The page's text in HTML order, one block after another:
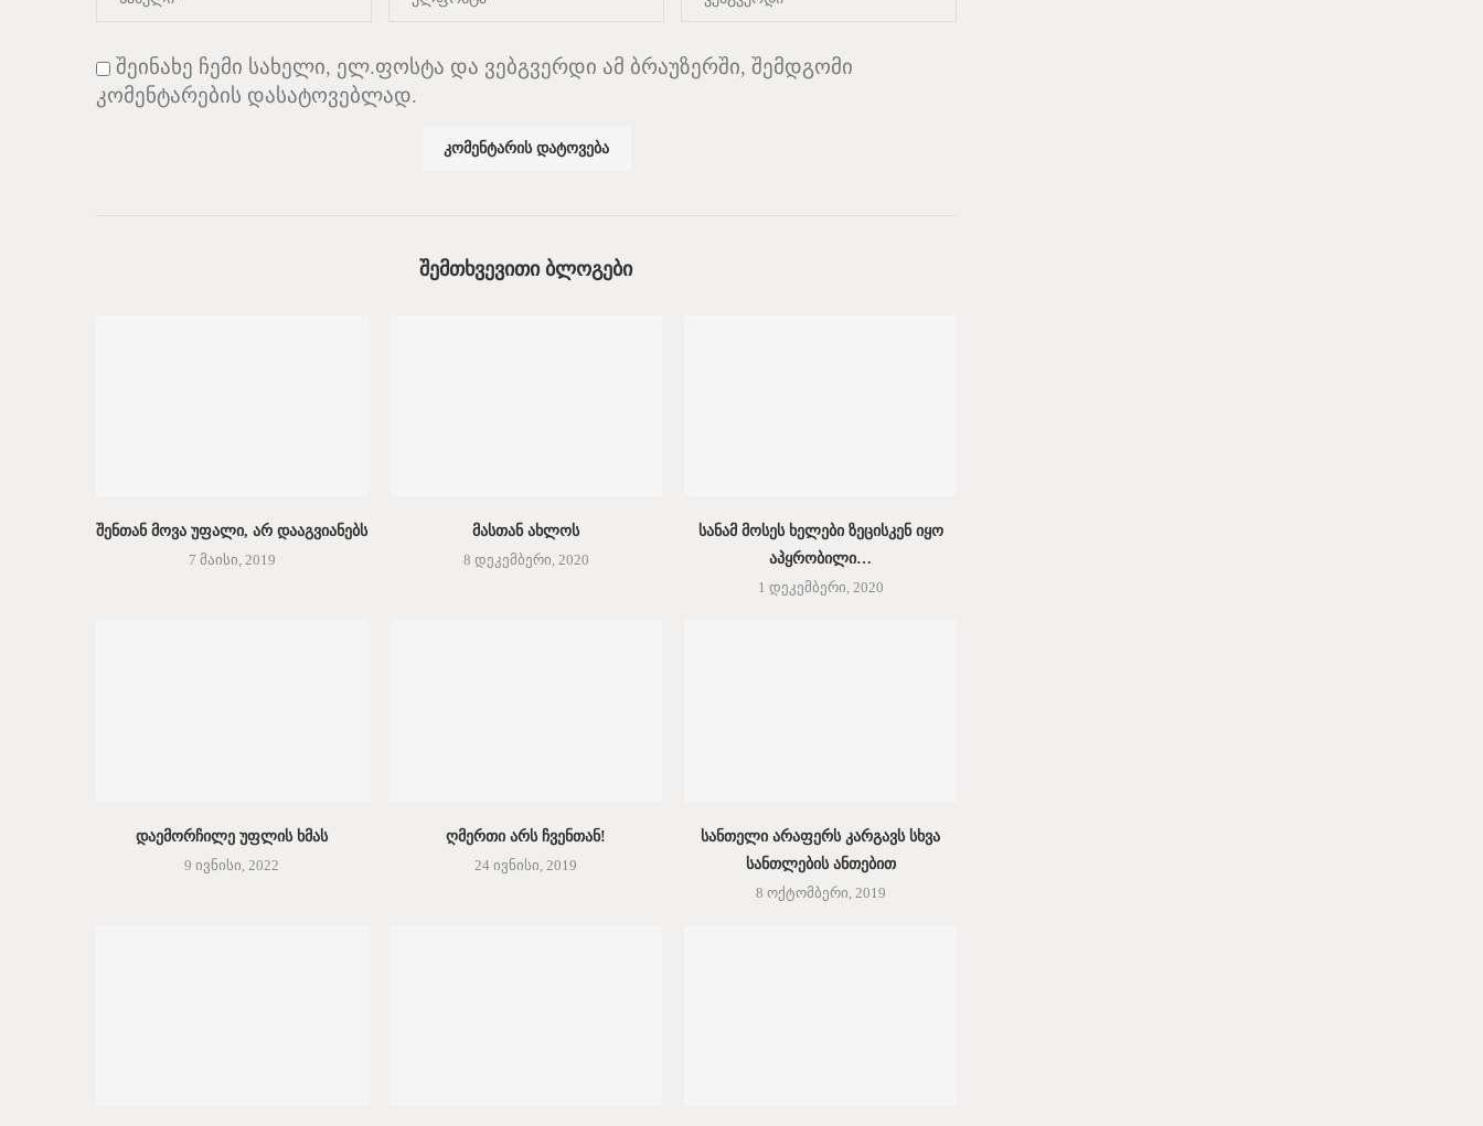
შეინახე ჩემი სახელი, ელ.ფოსტა და ვებგვერდი ამ ბრაუზერში, შემდგომი
კომენტარების დასატოვებლად.
ᲨᲔᲛᲗᲮᲕᲔᲕᲘᲗᲘ ᲑᲚᲝᲒᲔᲑᲘ
შენთან მოვა უფალი, არ დააგვიანებს
7 მაისი, 2019
მასთან ახლოს
8 დეკემბერი, 2020
სანამ მოსეს ხელები ზეცისკენ იყო
აპყრობილი…
1 დეკემბერი, 2020
დაემორჩილე უფლის ხმას
9 ივნისი, 2022
ღმერთი არს ჩვენთან!
24 ივნისი, 2019
სანთელი არაფერს კარგავს სხვა
სანთლების ანთებით
8 ოქტომბერი, 2019